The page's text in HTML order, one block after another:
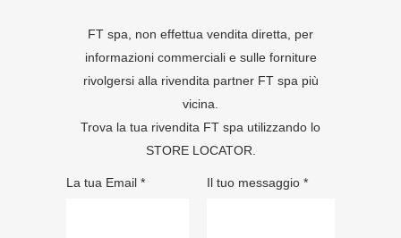
FT spa, non effettua vendita diretta, per
informazioni commerciali e sulle forniture
rivolgersi alla rivendita partner FT spa più
vicina.
Trova la tua rivendita FT spa utilizzando lo
STORE LOCATOR
La tua Email * Il tuo messaggio *